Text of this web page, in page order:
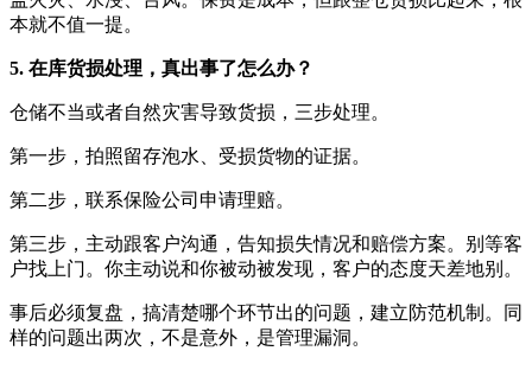
本就不值一提。
5. 在库货损处理，真出事了怎么办？
仓储不当或者自然灾害导致货损，三步处理。
第一步，拍照留存泡水、受损货物的证据。
第二步，联系保险公司申请理赔。
第三步，主动跟客户沟通，告知损失情况和赔偿方案。别等客
户找上门。你主动说和你被动被发现，客户的态度天差地别。
事后必须复盘，搞清楚哪个环节出的问题，建立防范机制。同
样的问题出两次，不是意外，是管理漏洞。